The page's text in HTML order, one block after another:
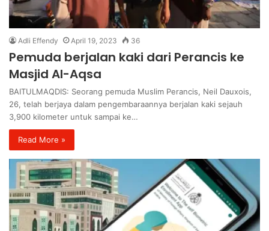
Adli Effendy April 19, 2023 36
Pemuda berjalan kaki dari Perancis ke
Masjid Al-Aqsa
BAITULMAQDIS: Seorang pemuda Muslim Perancis, Neil Dauxois,
26, telah berjaya dalam pengembaraannya berjalan kaki sejauh
3,900 kilometer untuk sampai ke…
Read More »